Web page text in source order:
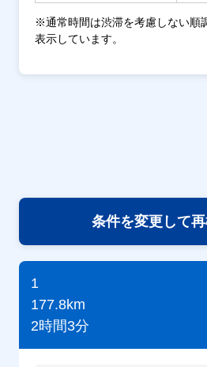
※通常時間は渋滞を考慮しない順
表示しています。
条件を変更して
1
177.8km
2時間3分